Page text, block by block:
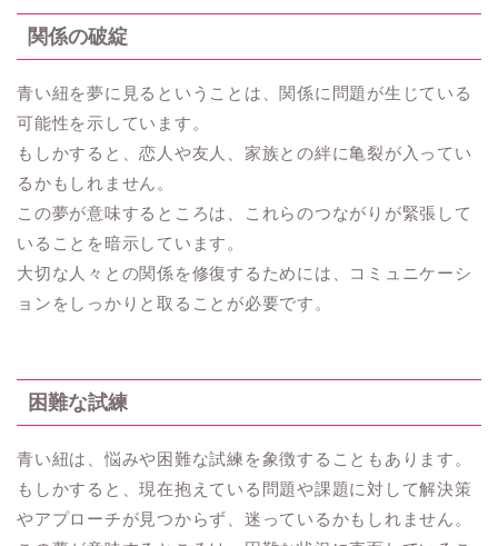
関係の破綻
青い紐を夢に見るということは、関係に問題が生じている
可能性を示しています。
もしかすると、恋人や友人、家族との絆に亀裂が入ってい
るかもしれません。
この夢が意味するところは、これらのつながりが緊張して
いることを暗示しています。
大切な人々との関係を修復するためには、コミュニケーシ
ョンをしっかりと取ることが必要です。
困難な試練
青い紐は、悩みや困難な試練を象徴することもあります。
もしかすると、現在抱えている問題や課題に対して解決策
やアプローチが見つからず、迷っているかもしれません。